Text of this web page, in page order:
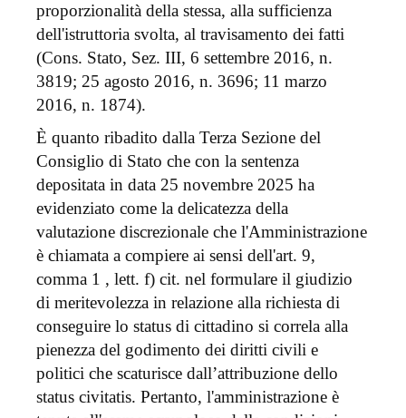
proporzionalità della stessa, alla sufficienza
dell'istruttoria svolta, al travisamento dei fatti
(Cons. Stato, Sez. III, 6 settembre 2016, n.
3819; 25 agosto 2016, n. 3696; 11 marzo
2016, n. 1874).
È quanto ribadito dalla Terza Sezione del
Consiglio di Stato che con la sentenza
depositata in data 25 novembre 2025 ha
evidenziato come la delicatezza della
valutazione discrezionale che l'Amministrazione
è chiamata a compiere ai sensi dell'art. 9,
comma 1 , lett. f) cit. nel formulare il giudizio
di meritevolezza in relazione alla richiesta di
conseguire lo status di cittadino si correla alla
pienezza del godimento dei diritti civili e
politici che scaturisce dall’attribuzione dello
status civitatis. Pertanto, l'amministrazione è